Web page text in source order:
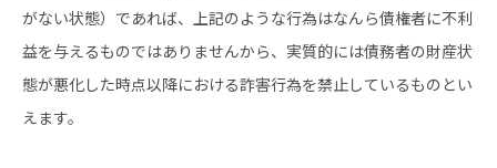
がない状態）であれば、上記のような行為はなんら債権者に不利
益を与えるものではありませんから、実質的には債務者の財産状
態が悪化した時点以降における詐害行為を禁止しているものとい
えます。